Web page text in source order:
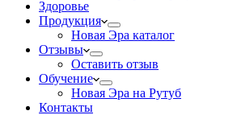
Здоровье
Продукция
Новая Эра каталог
Отзывы
Оставить отзыв
Обучение
Новая Эра на Рутуб
Контакты